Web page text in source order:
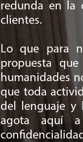
redunda en la
clientes.
Lo que para
propuesta
humanidades
que toda
del lenguaje y
agota aquí a